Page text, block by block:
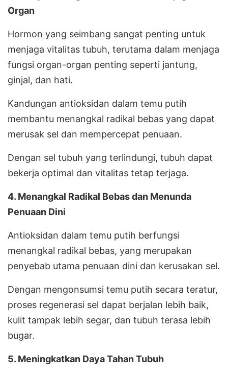
Organ
Hormon yang seimbang sangat penting untuk
menjaga vitalitas tubuh, terutama dalam menjaga
fungsi organ-organ penting seperti jantung,
ginjal, dan hati.
Kandungan antioksidan dalam temu putih
membantu menangkal radikal bebas yang dapat
merusak sel dan mempercepat penuaan.
Dengan sel tubuh yang terlindungi, tubuh dapat
bekerja optimal dan vitalitas tetap terjaga.
4. Menangkal Radikal Bebas dan Menunda
Penuaan Dini
Antioksidan dalam temu putih berfungsi
menangkal radikal bebas, yang merupakan
penyebab utama penuaan dini dan kerusakan sel.
Dengan mengonsumsi temu putih secara teratur,
proses regenerasi sel dapat berjalan lebih baik,
kulit tampak lebih segar, dan tubuh terasa lebih
bugar.
5. Meningkatkan Daya Tahan Tubuh